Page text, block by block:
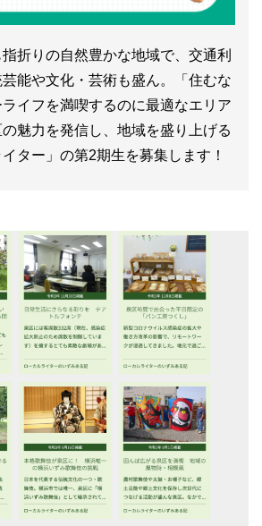
折りの自然豊かな地域で、交通利
能や文化・芸術も盛ん。「住むな
イフを満喫するのに最適なエリア
魅力を発信し、地域を盛り上げる
イター」の第2期生を募集します！